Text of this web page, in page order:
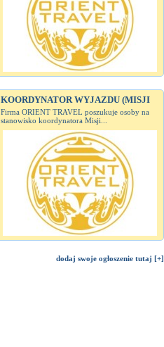
KOORDYNATOR WYJAZDU (MISJI
Firma ORIENT TRAVEL poszukuje osoby na
stanowisko koordynatora Misji...
dodaj swoje ogłoszenie tutaj [+]